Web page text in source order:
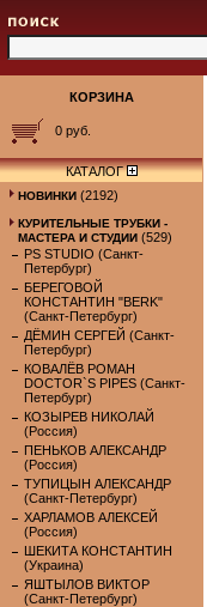
КОРЗИНА
0 руб.
КАТАЛОГ
НОВИНКИ (2192)
КУРИТЕЛЬНЫЕ ТРУБКИ -
МАСТЕРА И СТУДИИ (529)
PS STUDIO (Санкт-
Петербург)
БЕРЕГОВОЙ
КОНСТАНТИН "BERK"
(Санкт-Петербург)
ДЁМИН СЕРГЕЙ (Санкт-
Петербург)
КОВАЛЁВ РОМАН
DOCTOR`S PIPES (Санкт-
Петербург)
КОЗЫРЕВ НИКОЛАЙ
(Россия)
ПЕНЬКОВ АЛЕКСАНДР
(Россия)
ТУПИЦЫН АЛЕКСАНДР
(Санкт-Петербург)
ХАРЛАМОВ АЛЕКСЕЙ
(Россия)
ШЕКИТА КОНСТАНТИН
(Украина)
ЯШТЫЛОВ ВИКТОР
(Санкт-Петербург)